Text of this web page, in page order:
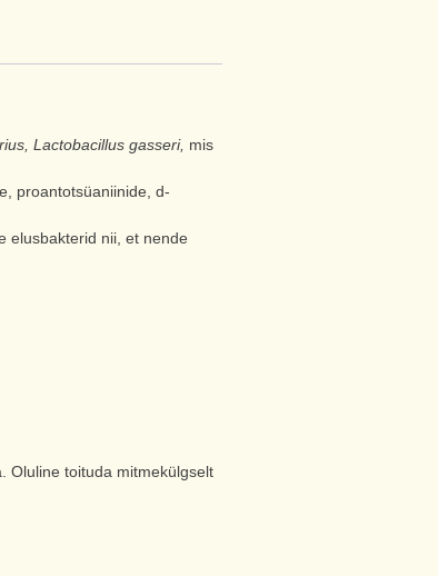
Lactobacillus gasseri, mis
proantotsüaniinide, d-
elusbakterid nii, et nende
Oluline toituda mitmekülgselt